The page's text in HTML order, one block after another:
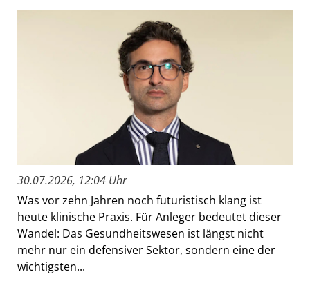
30.07.2026, 12:04 Uhr
Was vor zehn Jahren noch futuristisch klang ist
heute klinische Praxis. Für Anleger bedeutet dieser
Wandel: Das Gesundheitswesen ist längst nicht
mehr nur ein defensiver Sektor, sondern eine der
wichtigsten...